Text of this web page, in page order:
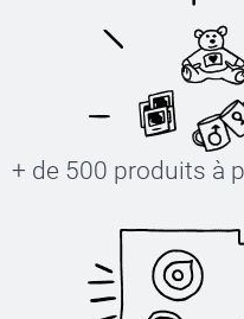
+ de 500 produits à